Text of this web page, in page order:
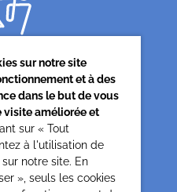
glacière
Paris
sur notre site
et à des
dans le but de vous
visite améliorée et
sur « Tout
à l'utilisation de
notre site. En
», seuls les cookies